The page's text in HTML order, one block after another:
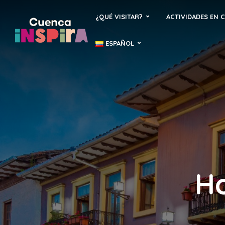
¿QUÉ VISITAR? ACTIVIDADES EN
ESPAÑOL